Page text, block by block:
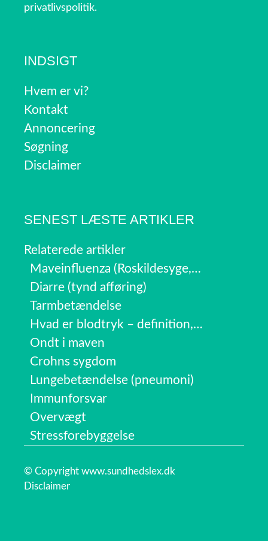
privatlivspolitik.
INDSIGT
Hvem er vi?
Kontakt
Annoncering
Søgning
Disclaimer
SENEST LÆSTE ARTIKLER
Relaterede artikler
Maveinfluenza (Roskildesyge,…
Diarre (tynd afføring)
Tarmbetændelse
Hvad er blodtryk – definition,…
Ondt i maven
Crohns sygdom
Lungebetændelse (pneumoni)
Immunforsvar
Overvægt
Stressforebyggelse
© Copyright www.sundhedslex.dk
Disclaimer